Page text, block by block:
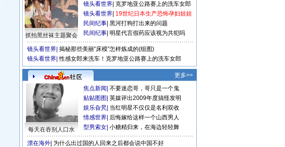
抓拍黑丝袜主题聚会
镜头看世界 克罗地亚公路赛上的洗车女郎
镜头看世界 19世纪日本生产恐怖孕妇娃娃
民间纪事 黑河打狗打出来的问题
民间纪事 明星代言假药应该视为共犯吗
镜头看世界 揭秘那些美丽“床模”怎样炼成的(组图)
镜头看世界 性感女郎来洗车！克罗地亚公路赛上的洗车女郎
更多>>
每天在吞别人口水
焦点新闻 不要迷恋哥，哥只是一个鬼
贴贴图图 英媒评出2009年度搞怪发明
娱乐旮旯 当红明星不仅仅是名利双收
情感世界 后悔嫁给这样一个山西男人
型男索女 小糖精归来，在海边轻轻舞
漂在海外 为什么出过国的人回来之后都会说中国不好